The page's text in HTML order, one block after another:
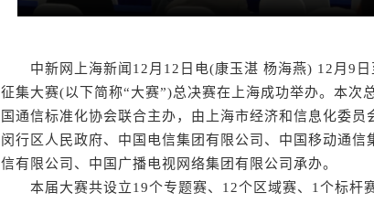
中新网上海新闻12月12日电(康玉湛 杨海燕) 12月9日
征集大赛(以下简称“大赛”)总决赛在上海成功举办。本次
国通信标准化协会联合主办，由上海市经济和信息化委
闵行区人民政府、中国电信集团有限公司、中国移动通信
信有限公司、中国广播电视网络集团有限公司承办。
本届大赛共设立19个专题赛、12个区域赛、1个标杆